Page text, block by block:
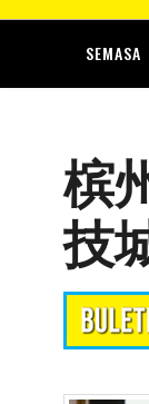
SEMASA
槟
技